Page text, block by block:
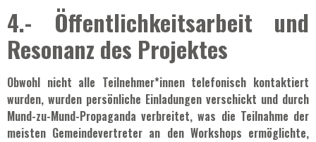
4.- Öffentlichkeitsarbeit und
Resonanz des Projektes
Obwohl nicht alle Teilnehmer*innen telefonisch kontaktiert
wurden, wurden persönliche Einladungen verschickt und durch
Mund-zu-Mund-Propaganda verbreitet, was die Teilnahme der
meisten Gemeindevertreter an den Workshops ermöglichte,